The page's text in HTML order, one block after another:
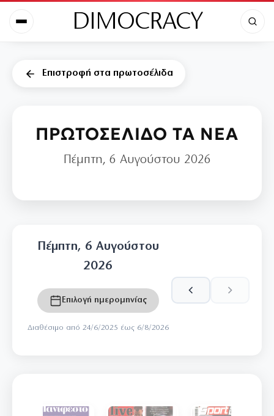
DIMOCRACY
Επιστροφή στα πρωτοσέλιδα
ΠΡΩΤΟΣΕΛΙΔΟ ΤΑ ΝΕΑ
Πέμπτη, 6 Αυγούστου 2026
Πέμπτη, 6 Αυγούστου
2026
Επιλογή ημερομηνίας
Διαθέσιμο από 24/6/2025 έως 6/8/2026